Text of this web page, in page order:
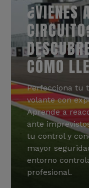
¿VIENES
CÓMO
Perfecciona tu
volante con
Aprende a
ante
tu control y
mayor
entorno
profesional.